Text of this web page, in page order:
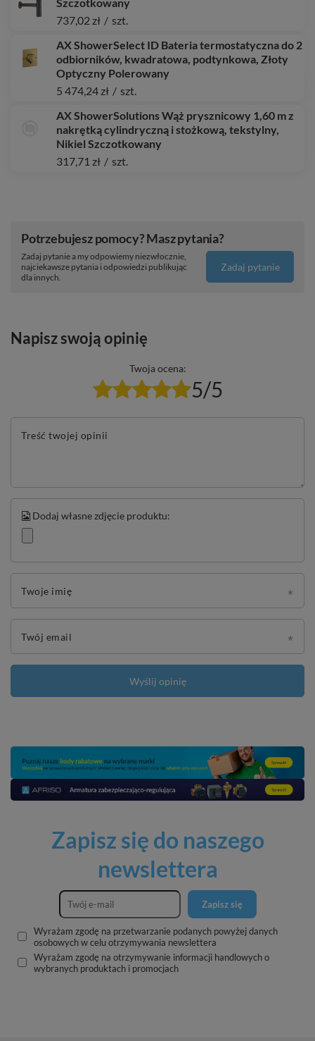
Szczotkowany
737,02 zł / szt.
AX ShowerSelect ID Bateria termostatyczna do 2
odbiorników, kwadratowa, podtynkowa, Złoty
Optyczny Polerowany
5 474,24 zł / szt.
AX ShowerSolutions Wąż prysznicowy 1,60 m z
nakrętką cylindryczną i stożkową, tekstylny,
Nikiel Szczotkowany
317,71 zł / szt.
Potrzebujesz pomocy? Masz pytania?
Zadaj pytanie a my odpowiemy niezwłocznie,
najciekawsze pytania i odpowiedzi publikując
dla innych.
Zadaj pytanie
Napisz swoją opinię
Twoja ocena:
5/5
Treść twojej opinii
Dodaj własne zdjęcie produktu:
Twoje imię
Twój email
Wyślij opinię
Zapisz się do naszego
newslettera
Zapisz się
Wyrażam zgodę na przetwarzanie podanych powyżej danych
osobowych w celu otrzymywania newslettera
Wyrażam zgodę na otrzymywanie informacji handlowych o
wybranych produktach i promocjach